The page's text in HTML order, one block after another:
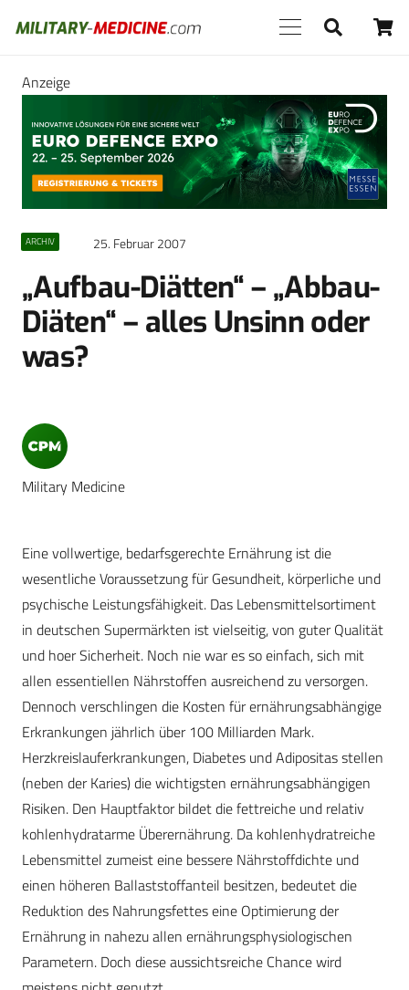
Anzeige
ARCHIV 25. Februar 2007
„Aufbau-Diätten“ – „Abbau-
Diäten“ – alles Unsinn oder
was?
Military Medicine
Eine vollwertige, bedarfsgerechte Ernährung ist die
wesentliche Voraussetzung für Gesundheit, körperliche und
psychische Leistungsfähigkeit. Das Lebensmittelsortiment
in deutschen Supermärkten ist vielseitig, von guter Qualität
und hoer Sicherheit. Noch nie war es so einfach, sich mit
allen essentiellen Nährstoffen ausreichend zu versorgen.
Dennoch verschlingen die Kosten für ernährungsabhängige
Erkrankungen jährlich über 100 Milliarden Mark.
Herzkreislauferkrankungen, Diabetes und Adipositas stellen
(neben der Karies) die wichtigsten ernährungsabhängigen
Risiken. Den Hauptfaktor bildet die fettreiche und relativ
kohlenhydratarme Überernährung. Da kohlenhydratreiche
Lebensmittel zumeist eine bessere Nährstoffdichte und
einen höheren Ballaststoffanteil besitzen, bedeutet die
Reduktion des Nahrungsfettes eine Optimierung der
Ernährung in nahezu allen ernährungsphysiologischen
Parametern. Doch diese aussichtsreiche Chance wird